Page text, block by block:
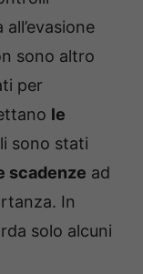
sono altro
per
le
sono stati
scadenze ad
In
solo alcuni